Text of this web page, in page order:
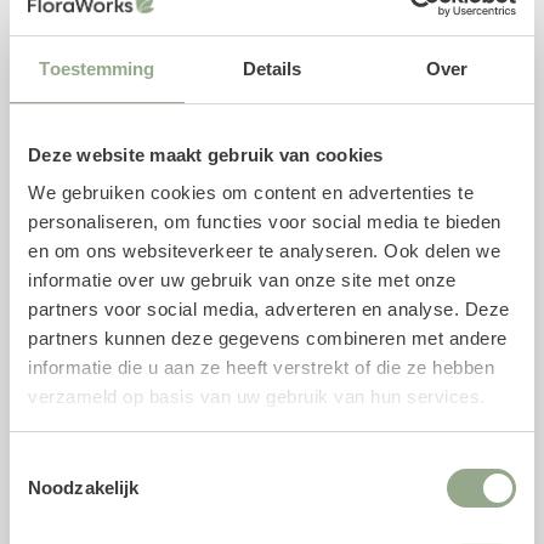
Toestemming Details Over
Deze website maakt gebruik van cookies
We gebruiken cookies om content en advertenties te
personaliseren, om functies voor social media te bieden
en om ons websiteverkeer te analyseren. Ook delen we
informatie over uw gebruik van onze site met onze
partners voor social media, adverteren en analyse. Deze
partners kunnen deze gegevens combineren met andere
informatie die u aan ze heeft verstrekt of die ze hebben
verzameld op basis van uw gebruik van hun services.
Noodzakelijk
Specificaties kunstplant
Soort: Strelitzia Nicolai
Pot diameter: 18 cm
Pot hoogte: 15 cm
Kleur: Groen
Combineer met een plantenpot
Deze kunstplant wordt geleverd inclusief een plastic
binnenpot. We adviseren om de kunstplant in één van de
buitenpotten te plaatsen, welke wij speciaal voor deze
potten
te bekijken. Voor een stevige bevestiging kan
gebruik worden gemaakt van een piepschuim mal, maar